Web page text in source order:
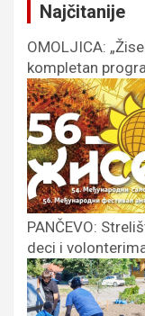
Najčitanije
OMOLJICA:
kompletan
PANČEVO:
deci i